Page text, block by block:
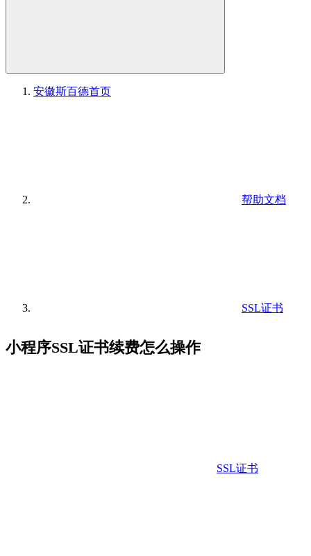
安徽斯百德首页
帮助文档
SSL证书
小程序SSL证书续费怎么操作
SSL证书